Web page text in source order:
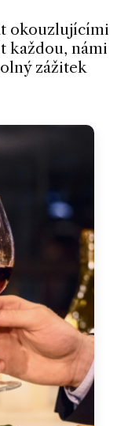
okouzlujícími
každou, námi
zážitek